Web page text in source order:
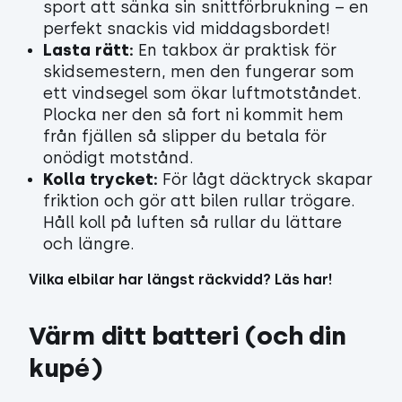
sport att sänka sin snittförbrukning – en
perfekt snackis vid middagsbordet!
Lasta rätt: En takbox är praktisk för
skidsemestern, men den fungerar som
ett vindsegel som ökar luftmotståndet.
Plocka ner den så fort ni kommit hem
från fjällen så slipper du betala för
onödigt motstånd.
Kolla trycket: För lågt däcktryck skapar
friktion och gör att bilen rullar trögare.
Håll koll på luften så rullar du lättare
och längre.
Vilka elbilar har längst räckvidd? Läs har!
Värm ditt batteri (och din
kupé)